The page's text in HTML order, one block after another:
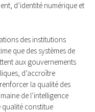
d’identité numérique et
des institutions
que des systèmes de
aux gouvernements
d’accroître
la qualité des
de l’intelligence
qualité constitue